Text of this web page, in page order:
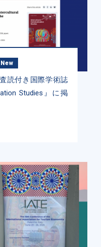
読付き国際学術誌
Studies』に掲